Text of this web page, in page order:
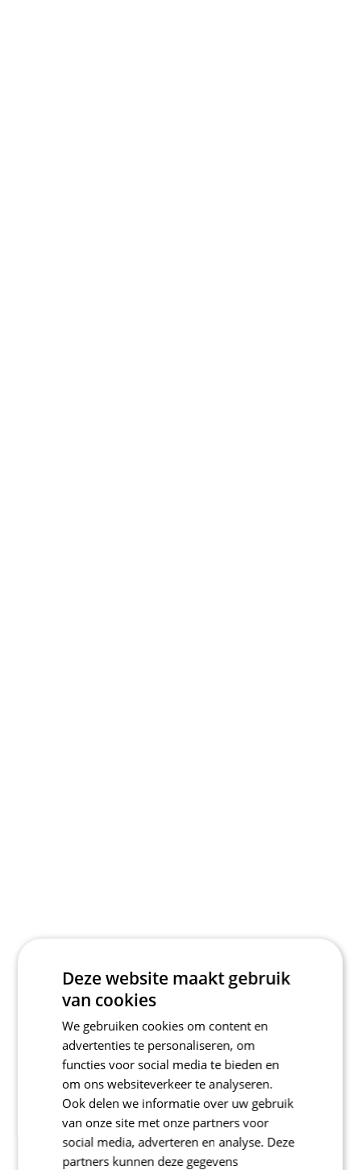
Deze website maakt gebruik
van cookies
We gebruiken cookies om content en
advertenties te personaliseren, om
functies voor social media te bieden en
om ons websiteverkeer te analyseren.
Ook delen we informatie over uw gebruik
van onze site met onze partners voor
social media, adverteren en analyse. Deze
partners kunnen deze gegevens